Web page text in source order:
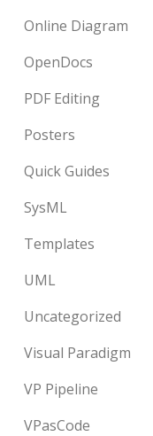
Online Diagram
OpenDocs
PDF Editing
Posters
Quick Guides
SysML
Templates
UML
Uncategorized
Visual Paradigm
VP Pipeline
VPasCode